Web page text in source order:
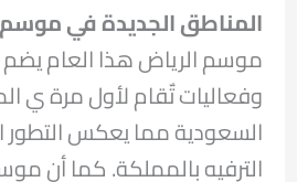
المناطق الجديدة في موسم
موسم الرياض هذا العام
وفعاليات تٌقام لأول مرة ي
السعودية مما يعكس التطور